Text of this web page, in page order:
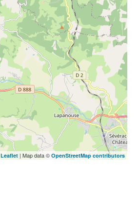
Leaflet| Map data © OpenStreetMap contributors